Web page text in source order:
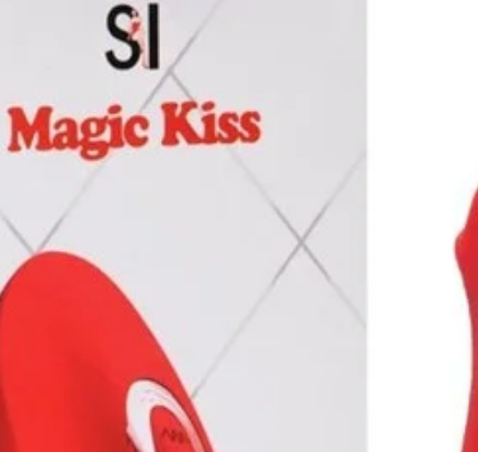
e após o uso, evite molhar o
com papel toalha ou deixe secar
novamente em sua embalagem de
a temperatura superior a 50°C